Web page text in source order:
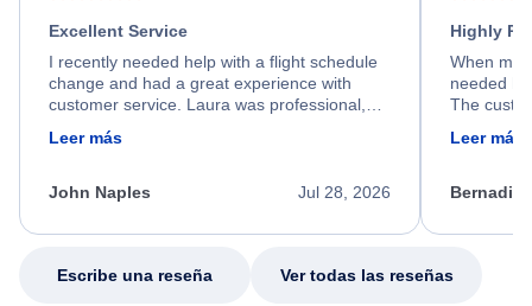
Excellent Service
I recently needed help with a flight schedule
change and had a great experience with
customer service. Laura was professional,
friendly, and very helpful throughout the
process. She quickly found a solution and
appreciate her excellent service.
Leer más
Jul 28, 2026
John Naples
Highly
When my
needed
The
calm,
my issue.
Leer más
Escribe una reseña Ver todas las reseñas